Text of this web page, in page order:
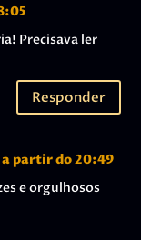
Precisava ler
Responder
partir do 20:49
e orgulhosos